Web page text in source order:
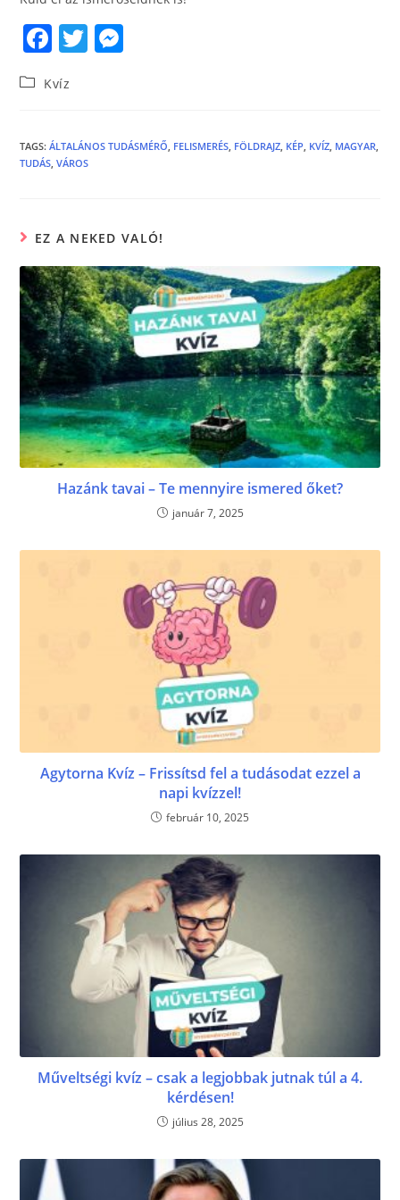
F
c
b
o
k
T
n
Kvíz
TAGS:ÁLTALÁNOS TUDÁSMÉRŐ, FELISMERÉS, FÖLDRAJZ, KÉP, KVÍZ, MAGYAR,
TUDÁS, VÁROS
EZ A NEKED VALÓ!
Hazánk tavai – Te mennyire ismered őket?
január 7, 2025
Agytorna Kvíz – Frissítsd fel a tudásodat ezzel a
napi kvízzel!
február 10, 2025
Műveltségi kvíz – csak a legjobbak jutnak túl a 4.
kérdésen!
július 28, 2025